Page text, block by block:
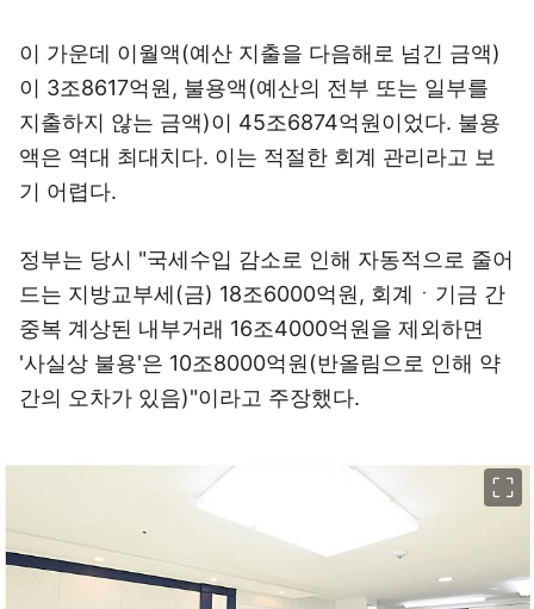
이 가운데 이월액(예산 지출을 다음해로 넘긴 금액)
이 3조8617억원, 불용액(예산의 전부 또는 일부를
지출하지 않는 금액)이 45조6874억원이었다. 불용
액은 역대 최대치다. 이는 적절한 회계 관리라고 보
기 어렵다.
정부는 당시 "국세수입 감소로 인해 자동적으로 줄어
드는 지방교부세(금) 18조6000억원, 회계ㆍ기금 간
중복 계상된 내부거래 16조4000억원을 제외하면
'사실상 불용'은 10조8000억원(반올림으로 인해 약
간의 오차가 있음)"이라고 주장했다.